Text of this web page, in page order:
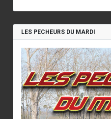
LES PECHEURS DU MARDI